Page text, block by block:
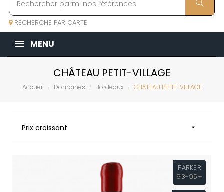
RECHERCHE PAR CARTE
MENU
CHÂTEAU PETIT-VILLAGE
Accueil Domaines Bordeaux CHÂTEAU PETIT-VILLAGE
Prix croissant 
PARKER
93-95+